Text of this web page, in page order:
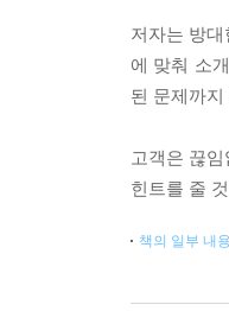
저자는 방
에 맞춰 소
된 문제까
고객은 끊
힌트를 줄
책의 일부 내